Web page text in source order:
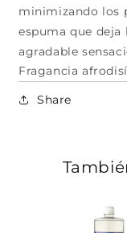
minimizando los
espuma que deja
agradable
Fragancia
Share